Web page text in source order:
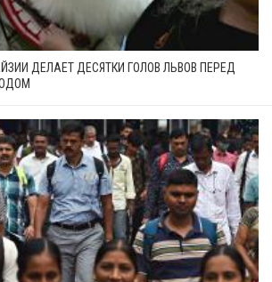
ДЕЛАЕТ ДЕСЯТКИ ГОЛОВ ЛЬВОВ ПЕРЕД